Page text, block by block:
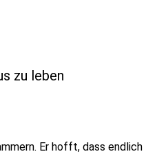
zu leben
Er hofft, dass endlich